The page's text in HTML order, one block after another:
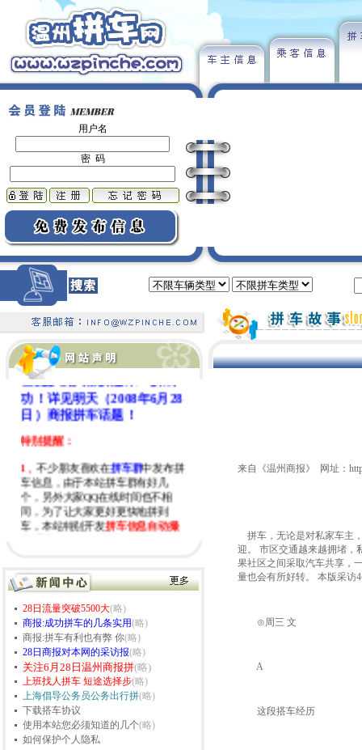
用户名
密 码
温州拼车网感谢《温州商
报》对本网的关注和宣传！
让更多的人都拼起来！拼成
功！详见明天（2008年6月28
日）商报拼车话题！
特别提醒：
1、不少朋友喜欢在 拼车群中发布拼
车信息，由于本站拼车群有好几
个，另外大家QQ在线时间也不相
同，为了让大家更好更快地拼到
车，本站特别开发拼车信息自动撮
合系统，您发布了之后系统会把您
信息，另外,如果别人在你的拼车信
息后报名的话我们系统会自动发邮
件给您邮箱。
2、注册会员时请务必详细填写您的
详细联系方式，方便拼友联系！
油价又涨了，出租车价也涨了，全
社会都在关注油价上涨，所有媒体
都聚焦群众声音，大家都在想这样
下去，有车的怎么样节约油价，没
车的也在观望该不该买车！我们提
议动员大家去：——
28日流量突破5500大(略)
商报:成功拼车的几条实用(略)
商报:拼车有利也有弊 你(略)
28日商报对本网的采访报(略)
关注6月28日温州商报拼(略)
上班找人拼车 短途选择步(略)
上海倡导公务员公务出行拼(略)
下载搭车协议
使用本站您必须知道的几个(略)
如何保护个人隐私
来自《温州商报》 网址：
拼车，无论是对私家车主
迎。 市区交通越来越拥堵，
果社区之间采取汽车共享，
量也会有所好转。 本版采访
⊙周三 文
A
这段搭车经历